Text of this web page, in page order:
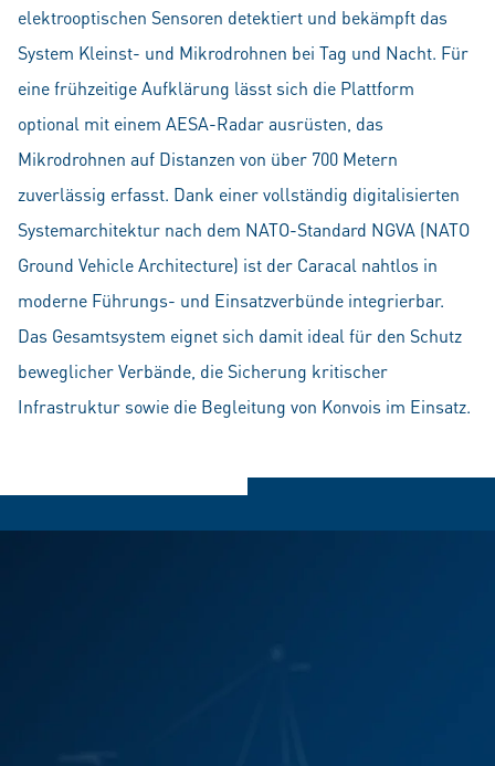
elektrooptischen Sensoren detektiert und bekämpft das
System Kleinst- und Mikrodrohnen bei Tag und Nacht. Für
eine frühzeitige Aufklärung lässt sich die Plattform
optional mit einem AESA-Radar ausrüsten, das
Mikrodrohnen auf Distanzen von über 700 Metern
zuverlässig erfasst. Dank einer vollständig digitalisierten
Systemarchitektur nach dem NATO-Standard NGVA (NATO
Ground Vehicle Architecture) ist der Caracal nahtlos in
moderne Führungs- und Einsatzverbünde integrierbar.
Das Gesamtsystem eignet sich damit ideal für den Schutz
beweglicher Verbände, die Sicherung kritischer
Infrastruktur sowie die Begleitung von Konvois im Einsatz.